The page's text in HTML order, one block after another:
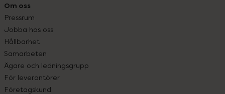
Om oss
Pressrum
Jobba hos oss
Hållbarhet
Samarbeten
Ägare och ledningsgrupp
För leverantörer
Företagskund